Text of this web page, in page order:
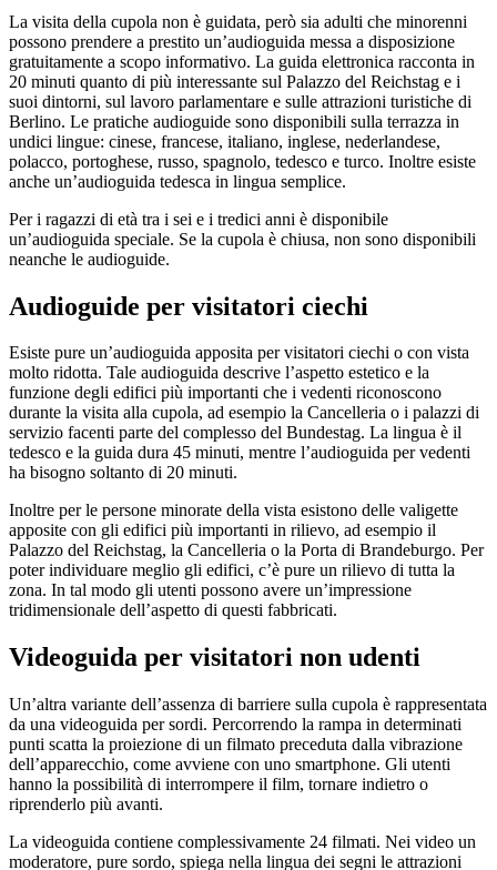
La visita della cupola non è guidata, però sia adulti che minorenni
possono prendere a prestito un’audioguida messa a disposizione
gratuitamente a scopo informativo. La guida elettronica racconta in
20 minuti quanto di più interessante sul Palazzo del Reichstag e i
suoi dintorni, sul lavoro parlamentare e sulle attrazioni turistiche di
Berlino. Le pratiche audioguide sono disponibili sulla terrazza in
undici lingue: cinese, francese, italiano, inglese, nederlandese,
polacco, portoghese, russo, spagnolo, tedesco e turco. Inoltre esiste
anche un’audioguida tedesca in lingua semplice.
Per i ragazzi di età tra i sei e i tredici anni è disponibile
un’audioguida speciale. Se la cupola è chiusa, non sono disponibili
neanche le audioguide.
Audioguide per visitatori ciechi
Esiste pure un’audioguida apposita per visitatori ciechi o con vista
molto ridotta. Tale audioguida descrive l’aspetto estetico e la
funzione degli edifici più importanti che i vedenti riconoscono
durante la visita alla cupola, ad esempio la Cancelleria o i palazzi di
servizio facenti parte del complesso del Bundestag. La lingua è il
tedesco e la guida dura 45 minuti, mentre l’audioguida per vedenti
ha bisogno soltanto di 20 minuti.
Inoltre per le persone minorate della vista esistono delle valigette
apposite con gli edifici più importanti in rilievo, ad esempio il
Palazzo del Reichstag, la Cancelleria o la Porta di Brandeburgo. Per
poter individuare meglio gli edifici, c’è pure un rilievo di tutta la
zona. In tal modo gli utenti possono avere un’impressione
tridimensionale dell’aspetto di questi fabbricati.
Videoguida per visitatori non udenti
Un’altra variante dell’assenza di barriere sulla cupola è rappresentata
da una videoguida per sordi. Percorrendo la rampa in determinati
punti scatta la proiezione di un filmato preceduta dalla vibrazione
dell’apparecchio, come avviene con uno smartphone. Gli utenti
hanno la possibilità di interrompere il film, tornare indietro o
riprenderlo più avanti.
La videoguida contiene complessivamente 24 filmati. Nei video un
moderatore, pure sordo, spiega nella lingua dei segni le attrazioni